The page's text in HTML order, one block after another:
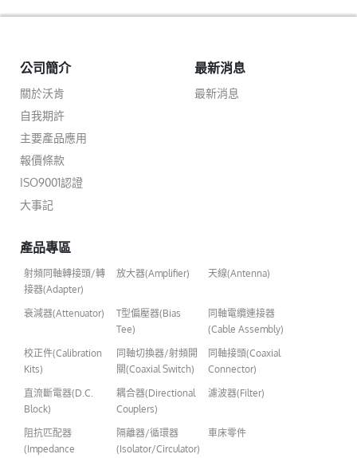
公司簡介
關於沃肯
自我期許
主要產品應用
報價條款
ISO9001認證
大事記
最新消息
最新消息
產品專區
射頻同軸轉接頭/轉
接器(Adapter)
放大器(Amplifier) 天線(Antenna)
衰減器(Attenuator)
T型偏壓器(Bias
Tee)
同軸電纜連接器
(Cable Assembly)
校正件(Calibration
Kits)
同軸切換器/射頻開
關(Coaxial Switch)
同軸接頭(Coaxial
Connector)
直流斷電器(D.C.
Block)
耦合器(Directional
Couplers)
濾波器(Filter)
阻抗匹配器
(Impedance
隔離器/循環器
(Isolator/Circulator)
車床零件